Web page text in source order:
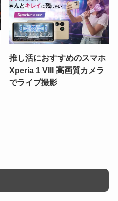
推し活におすすめのスマホ
Xperia 1 VIII 高画質カメラ
でライブ撮影